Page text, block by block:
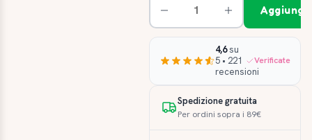
4,6su
5 • 221
recensioni
Verificate
Spedizione gratuita
Per ordini sopra i 89€